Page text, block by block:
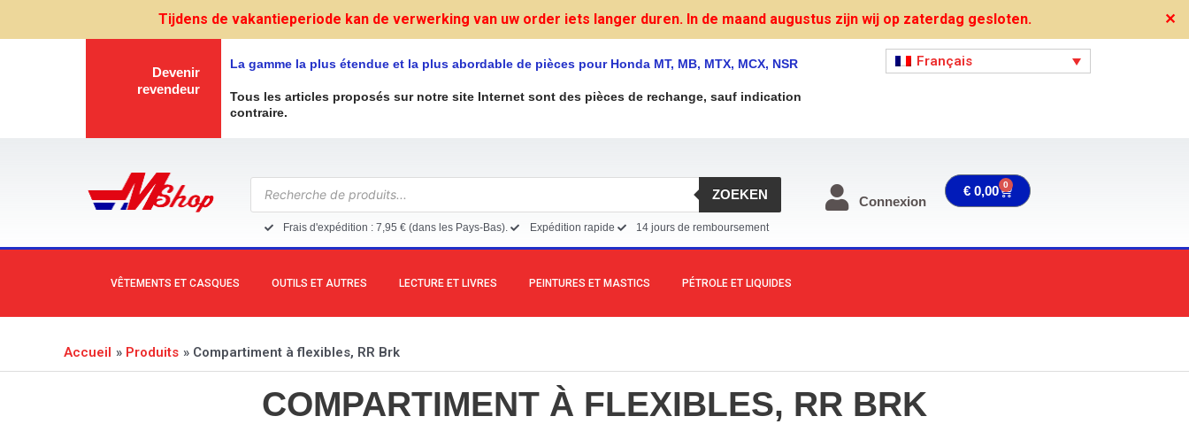
Tijdens de vakantieperiode kan de verwerking van uw order iets langer duren. In de maand augustus zijn wij op zaterdag gesloten. ✕
Devenir
revendeur
La gamme la plus étendue et la plus abordable de pièces pour Honda MT, MB, MTX, MCX, NSR
Tous les articles proposés sur notre site Internet sont des pièces de rechange, sauf indication
contraire.
Français
Recherche
de
produits
ZOEKEN
Frais d'expédition : 7,95 € (dans les Pays-Bas). Expédition rapide 14 jours de remboursement
Connexion
€ 0,00 0 Panier
VÊTEMENTS ET CASQUES OUTILS ET AUTRES LECTURE ET LIVRES PEINTURES ET MASTICS PÉTROLE ET LIQUIDES
Accueil Produits Compartiment à flexibles, RR Brk
COMPARTIMENT À FLEXIBLES, RR BRK